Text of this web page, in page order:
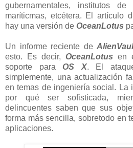
gubernamentales, institutos de
maríticmas, etcétera. El artículo
hay una versión de OceanLotus
Un informe reciente de
esto. Es decir, OceanLotus en
soporte paraOS X. El
simplemente, una actualización
en temas de ingeniería social. La
por qué ser sofisticada,
delincuentes saben que sus
forma más sencilla, sobretodo en
aplicaciones.